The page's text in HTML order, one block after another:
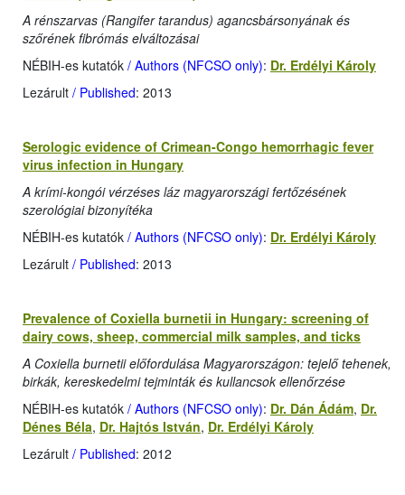
A rénszarvas (Rangifer tarandus) agancsbársonyának és
szőrének fibrómás elváltozásai
NÉBIH-es kutatók / Authors (NFCSO only): Dr. Erdélyi Károly
Lezárult / Published: 2013
Serologic evidence of Crimean-Congo hemorrhagic fever
virus infection in Hungary
A krími-kongói vérzéses láz magyarországi fertőzésének
szerológiai bizonyítéka
NÉBIH-es kutatók / Authors (NFCSO only): Dr. Erdélyi Károly
Lezárult / Published: 2013
Prevalence of Coxiella burnetii in Hungary: screening of
dairy cows, sheep, commercial milk samples, and ticks
A Coxiella burnetii előfordulása Magyarországon: tejelő tehenek,
birkák, kereskedelmi tejminták és kullancsok ellenőrzése
NÉBIH-es kutatók / Authors (NFCSO only): Dr. Dán Ádám, Dr.
Dénes Béla, Dr. Hajtós István, Dr. Erdélyi Károly
Lezárult / Published: 2012